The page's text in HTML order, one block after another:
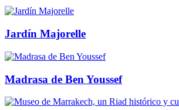
Jardín Majorelle
Madrasa de Ben Youssef